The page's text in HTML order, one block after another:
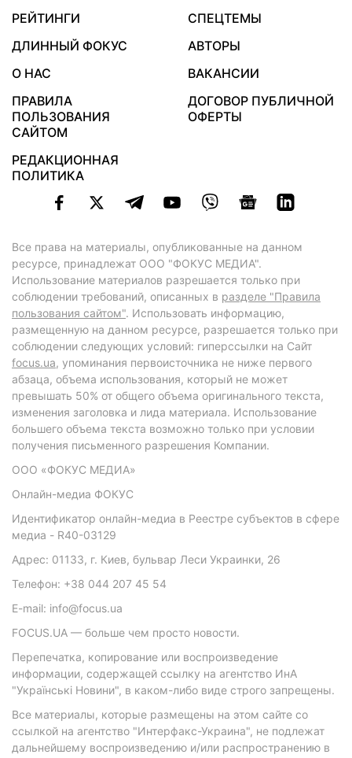
РЕЙТИНГИ
СПЕЦТЕМЫ
ДЛИННЫЙ ФОКУС
АВТОРЫ
О НАС
ВАКАНСИИ
ПРАВИЛА
ПОЛЬЗОВАНИЯ
САЙТОМ
ДОГОВОР ПУБЛИЧНОЙ
ОФЕРТЫ
РЕДАКЦИОННАЯ
ПОЛИТИКА
Все права на материалы, опубликованные на данном
ресурсе, принадлежат ООО "ФОКУС МЕДИА".
Использование материалов разрешается только при
соблюдении требований, описанных в разделе "Правила
пользования сайтом". Использовать информацию,
размещенную на данном ресурсе, разрешается только при
соблюдении следующих условий: гиперссылки на Сайт
focus.ua, упоминания первоисточника не ниже первого
абзаца, объема использования, который не может
превышать 50% от общего объема оригинального текста,
изменения заголовка и лида материала. Использование
большего объема текста возможно только при условии
получения письменного разрешения Компании.
ООО «ФОКУС МЕДИА»
Онлайн-медиа ФОКУС
Идентификатор онлайн-медиа в Реестре субъектов в сфере
медиа - R40-03129
Адрес: 01133, г. Киев, бульвар Леси Украинки, 26
Телефон: +38 044 207 45 54
E-mail: info@focus.ua
FOCUS.UA — больше чем просто новости.
Перепечатка, копирование или воспроизведение
информации, содержащей ссылку на агентство ИнА
"Українські Новини", в каком-либо виде строго запрещены.
Все материалы, которые размещены на этом сайте со
ссылкой на агентство "Интерфакс-Украина", не подлежат
дальнейшему воспроизведению и/или распространению в